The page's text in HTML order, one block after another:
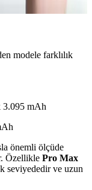
modele farklılık
3.095 mAh
önemli ölçüde
Özellikle Pro Max
seviyededir ve uzun